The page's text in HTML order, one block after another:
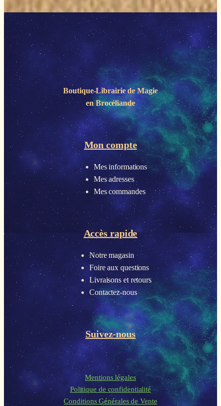
Boutique-Librairie deMagie
en Brocéliande
Mon compte
Mes informations
Mes adresses
Mes commandes
Accès rapide
Notre magasin
Foire aux questions
Livraisons et retours
Contactez-nous
Suivez-nous
Mentions légales
Politique de confidentialité
Conditions Générales de Vente